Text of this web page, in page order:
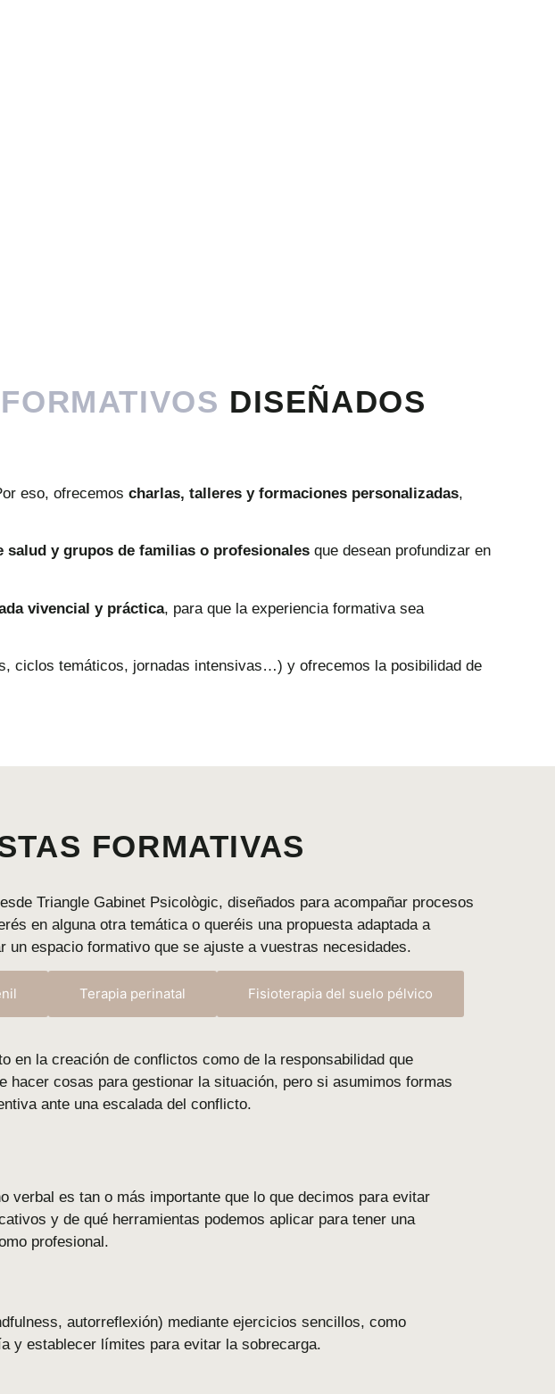
DISEÑADOS
eso, ofrecemos charlas, talleres y formaciones personalizadas,
salud y grupos de familias o profesionales que desean profundizar en
vivencial y práctica, para que la experiencia formativa sea
ciclos temáticos, jornadas intensivas…) y ofrecemos la posibilidad de
FORMATIVAS
Triangle Gabinet Psicològic, diseñados para acompañar procesos
en alguna otra temática o queréis una propuesta adaptada a
un espacio formativo que se ajuste a vuestras necesidades.
Terapia perinatal Fisioterapia del suelo pélvico
en la creación de conflictos como de la responsabilidad que
hacer cosas para gestionar la situación, pero si asumimos formas
ante una escalada del conflicto.
verbal es tan o más importante que lo que decimos para evitar
y de qué herramientas podemos aplicar para tener una
profesional.
autorreflexión) mediante ejercicios sencillos, como
y establecer límites para evitar la sobrecarga.